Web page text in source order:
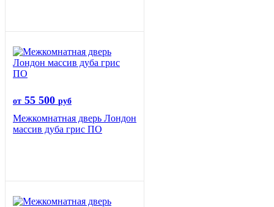
от 55 500 руб
Межкомнатная дверь Лондон
массив дуба грис ПО